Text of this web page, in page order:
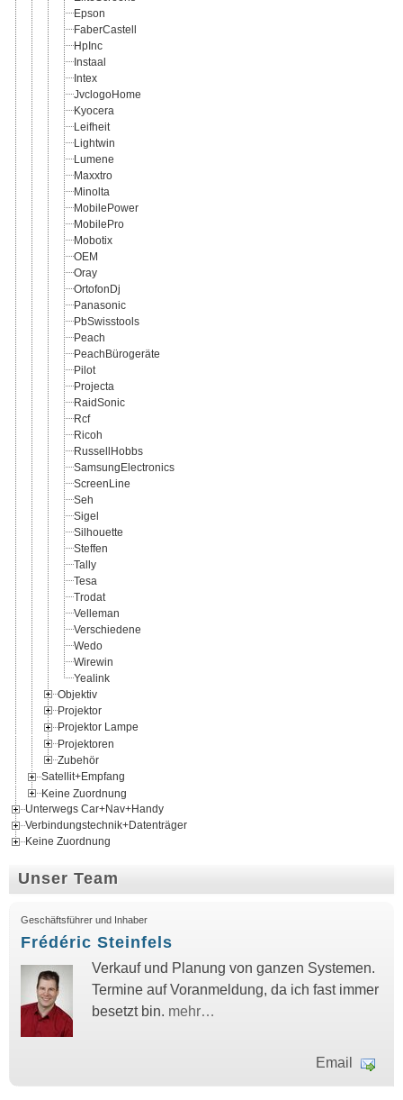
Epson
FaberCastell
HpInc
Instaal
Intex
JvclogoHome
Kyocera
Leifheit
Lightwin
Lumene
Maxxtro
Minolta
MobilePower
MobilePro
Mobotix
OEM
Oray
OrtofonDj
Panasonic
PbSwisstools
Peach
PeachBürogeräte
Pilot
Projecta
RaidSonic
Rcf
Ricoh
RussellHobbs
SamsungElectronics
ScreenLine
Seh
Sigel
Silhouette
Steffen
Tally
Tesa
Trodat
Velleman
Verschiedene
Wedo
Wirewin
Yealink
Objektiv
Projektor
Projektor Lampe
Projektoren
Zubehör
Satellit+Empfang
Keine Zuordnung
Unterwegs Car+Nav+Handy
Verbindungstechnik+Datenträger
Keine Zuordnung
Unser Team
Geschäftsführer und Inhaber
Frédéric Steinfels
Verkauf und Planung von ganzen Systemen.
Termine auf Voranmeldung, da ich fast immer
besetzt bin. mehr…
Email